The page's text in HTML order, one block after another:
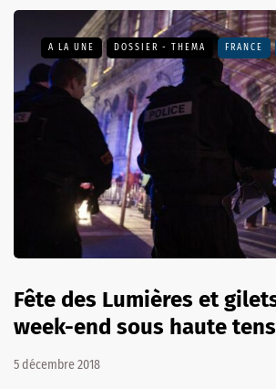
A LA UNE DOSSIER - THEMA FRANCE
Fête des Lumières et
week-end sous haute
5 décembre 2018